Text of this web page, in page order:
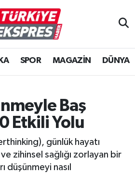
SPOR MAGAZİN DÜNYA
Baş
Etkili Yolu
günlük hayatı
zihinsel sağlığı zorlayan bir
düşünmeyi nasıl
Eczaneler
Vakitleri
Haritası
Durumu ve Fikstür